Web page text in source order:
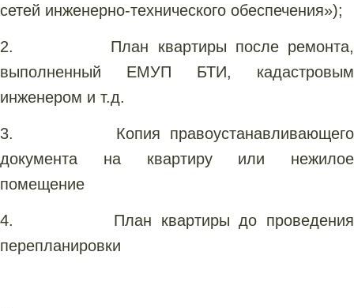
сетей инженерно-технического обеспечения»);
2. План квартиры после ремонта,
выполненный ЕМУП БТИ, кадастровым
инженером и т.д.
3. Копия правоустанавливающего
документа на квартиру или нежилое
помещение
4. План квартиры до проведения
перепланировки